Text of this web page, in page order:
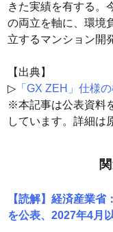
きた実績を有する。
の両立を軸に、環境
立するマンション開
【出典】
▷「GX ZEH」仕様の
※本記事は公表資料
しています。詳細は
【読解】経済産業
を公表、2027年4月